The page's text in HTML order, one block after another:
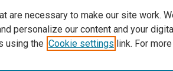
are necessary to make our site work.
personalize our content and your
using the Cookie settings link. For